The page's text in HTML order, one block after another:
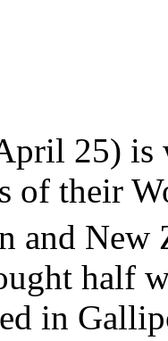
25) is
of their
and
half
in